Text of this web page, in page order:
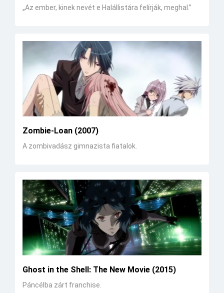
„Az ember, kinek nevét e Halállistára felírják, meghal.”
Zombie-Loan (2007)
A zombivadász gimnazista fiatalok.
Ghost in the Shell: The New Movie (2015)
Páncélba zárt franchise.